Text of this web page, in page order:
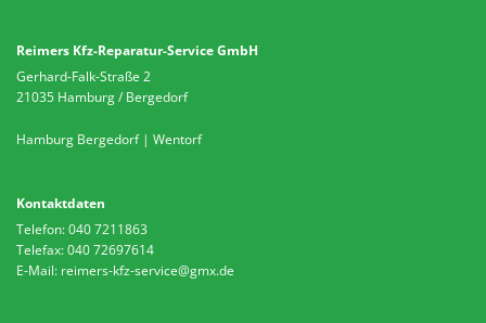
Reimers Kfz-Reparatur-Service GmbH
Gerhard-Falk-Straße 2
21035 Hamburg / Bergedorf
Hamburg Bergedorf| Wentorf
Kontaktdaten
Telefon:040 7211863
Telefax: 040 72697614
E-Mail: reimers-kfz-service@gmx.de